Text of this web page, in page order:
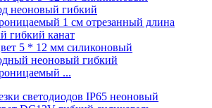
5 * 12 мм силиконовый
неоновый гибкий
...